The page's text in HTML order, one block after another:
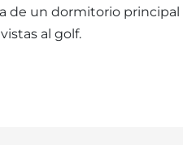
de un dormitorio
al golf.